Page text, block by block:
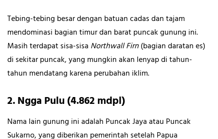
Tebing-tebing besar dengan batuan cadas dan tajam
mendominasi bagian timur dan barat puncak gunung ini.
Masih terdapat sisa-sisa Northwall Firn(bagian daratan es)
di sekitar puncak, yang mungkin akan lenyap di tahun-
tahun mendatang karena perubahan iklim.
2. Ngga Pulu (4.862 mdpl)
Nama lain gunung ini adalah Puncak Jaya atau Puncak
Sukarno, yang diberikan pemerintah setelah Papua